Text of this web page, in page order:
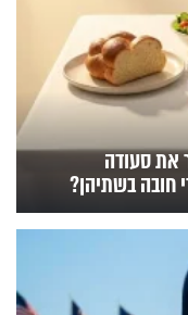
את סעודה
חובה בשתיהן?